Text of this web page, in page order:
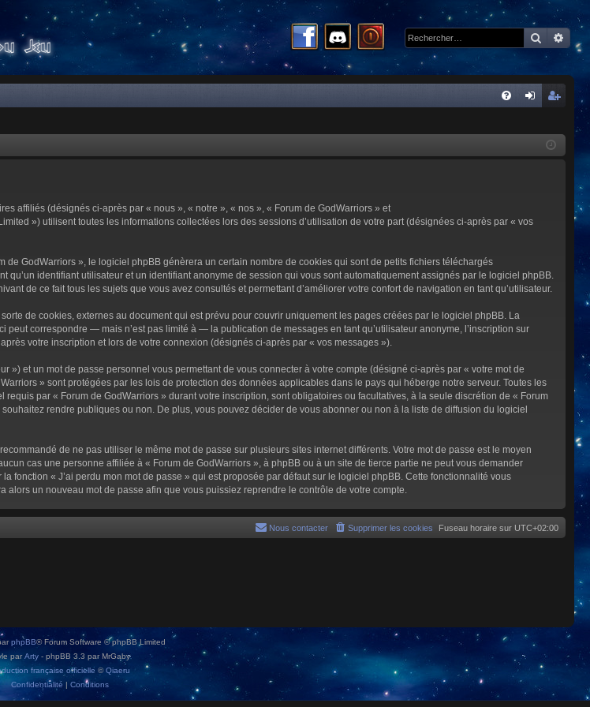
cri
affiliés (désignés ci-après par « nous », « notre », « nos », « Forum de GodWarriors » et
») utilisent toutes les informations collectées lors des sessions d’utilisation de votre part (désignées ci-après par « vos
GodWarriors », le logiciel phpBB génèrera un certain nombre de cookies qui sont de petits fichiers téléchargés
identifiant utilisateur et un identifiant anonyme de session qui vous sont automatiquement assignés par le logiciel phpBB.
de ce fait tous les sujets que vous avez consultés et permettant d’améliorer votre confort de navigation en tant qu’utilisateur.
de cookies, externes au document qui est prévu pour couvrir uniquement les pages créées par le logiciel phpBB. La
correspondre — mais n’est pas limité à — la publication de messages en tant qu’utilisateur anonyme, l’inscription sur
votre inscription et lors de votre connexion (désignés ci-après par « vos messages »).
et un mot de passe personnel vous permettant de vous connecter à votre compte (désigné ci-après par « votre mot de
» sont protégées par les lois de protection des données applicables dans le pays qui héberge notre serveur. Toutes les
par « Forum de GodWarriors » durant votre inscription, sont obligatoires ou facultatives, à la seule discrétion de « Forum
rendre publiques ou non. De plus, vous pouvez décider de vous abonner ou non à la liste de diffusion du logiciel
de ne pas utiliser le même mot de passe sur plusieurs sites internet différents. Votre mot de passe est le moyen
cas une personne affiliée à « Forum de GodWarriors », à phpBB ou à un site de tierce partie ne peut vous demander
fonction « J’ai perdu mon mot de passe » qui est proposée par défaut sur le logiciel phpBB. Cette fonctionnalité vous
un nouveau mot de passe afin que vous puissiez reprendre le contrôle de votre compte.
Fuseau horaire sur UTC+02:00
Supprimer les cookies
Nous contacter
phpBB® Forum Software © phpBB Limited
par Arty - phpBB 3.3 par MrGaby
française officielle ©Qiaeru
Confidentialité | Conditions